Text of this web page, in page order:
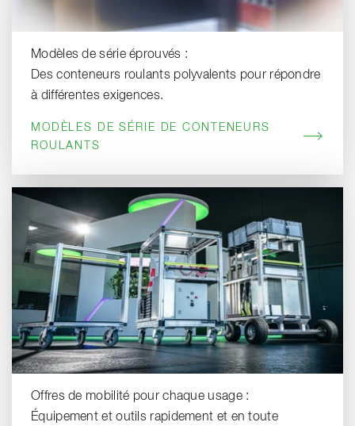
Modèles de série éprouvés :
Des conteneurs roulants polyvalents pour répondre
à différentes exigences.
MODÈLES DE SÉRIE DE CONTENEURS
ROULANTS
Offres de mobilité pour chaque usage :
Équipement et outils rapidement et en toute